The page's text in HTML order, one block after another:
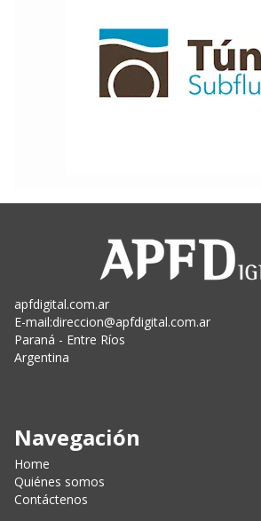
apfdigital.com.ar
E-mail:direccion@apfdigital.com.ar
Paraná - Entre Ríos
Argentina
Navegación
Home
Quiénes somos
Contáctenos